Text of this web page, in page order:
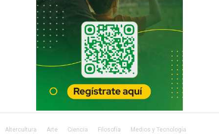
Altercultura Arte Ciencia Filosofía Medios y Tecnología